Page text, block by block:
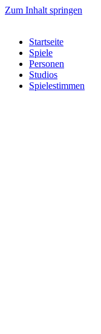
Zum Inhalt springen
Startseite
Spiele
Personen
Studios
Spielestimmen